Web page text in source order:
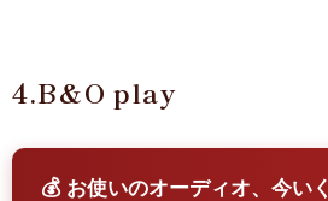
4.B&O play
💰 お使いのオーディオ、今い